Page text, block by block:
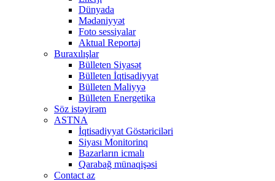
Dünyada
Mədəniyyət
Foto sessiyalar
Aktual Reportaj
Buraxılışlar
Bülleten Siyasət
Bülleten İqtisadiyyat
Bülleten Maliyyə
Bülleten Energetika
Söz istəyirəm
ASTNA
İqtisadiyyat Göstəriciləri
Siyası Monitorinq
Bazarların icmalı
Qarabağ münaqişəsi
Contact az